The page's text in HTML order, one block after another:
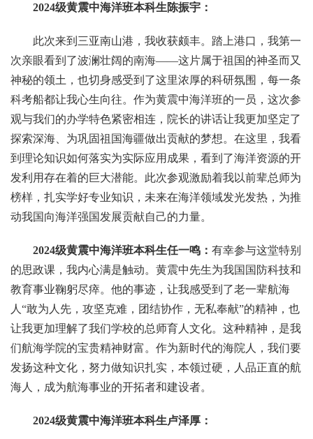
2024级黄震中海洋班本科生陈振宇 ：
此次来到三亚南山港，我收获颇丰。踏上港口，我第一
次亲眼看到了波澜壮阔的南海——这片属于祖国的神圣而又
神秘的领土，也切身感受到了这里浓厚的科研氛围，每一条
科考船都让我心生向往。作为黄震中海洋班的一员，这次参
观与我们的办学特色紧密相连，院长的讲话让我更加坚定了
探索深海、为巩固祖国海疆做出贡献的梦想。在这里，我看
到理论知识如何落实为实际应用成果，看到了海洋资源的开
发利用存在着的巨大潜能。此次参观激励着我以前辈总师为
榜样，扎实学好专业知识，未来在海洋领域发光发热，为推
动我国向海洋强国发展贡献自己的力量。
2024级黄震中海洋班本科生任一鸣 ： 有幸参与这堂特别
的思政课，我内心满是触动。黄震中先生为我国国防科技和
教育事业鞠躬尽瘁。他的事迹，让我感受到了老一辈航海
人“敢为人先，攻坚克难，团结协作，无私奉献”的精神，也
让我更加理解了我们学校的总师育人文化。这种精神，是我
们航海学院的宝贵精神财富。作为新时代的海院人，我们要
发扬这种文化，努力做知识扎实，本领过硬，人品正直的航
海人，成为航海事业的开拓者和建设者。
2024级黄震中海洋班本科生卢泽厚：